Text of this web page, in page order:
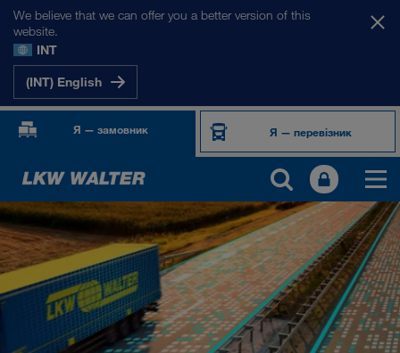
We believe that we can offer you a better version of this
website.
INT
(INT) English
Я — замовник Я — перевізник
ПРОДУКТИ ТА ПОСЛУГИ
Автомобільні перевезення
Цифрові рішення